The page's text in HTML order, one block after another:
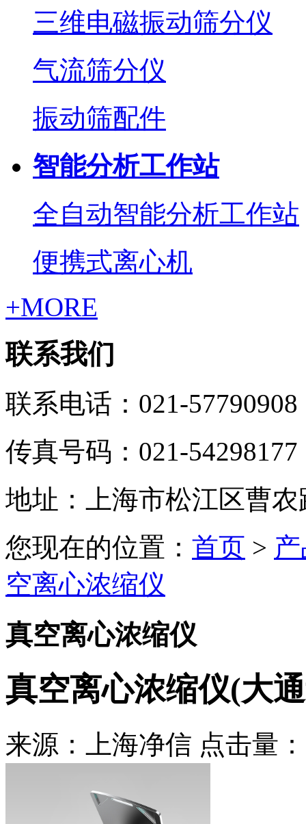
三维电磁振动筛分仪
气流筛分仪
振动筛配件
智能分析工作站
全自动智能分析工作站
便携式离心机
+MORE
联系我们
联系电话：021-57790908
传真号码：021-54298177
地址：上海市松江区曹农
您现在的位置： 首页 >
空离心浓缩仪
真空离心浓缩仪
真空离心浓缩仪(大
来源：上海净信 点击量：